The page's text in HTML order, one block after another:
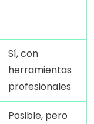
Sí, con
herramientas
profesionales
Posible, pero